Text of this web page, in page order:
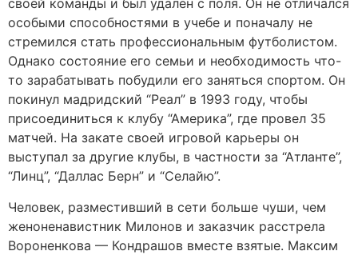
своей команды и был удален с поля. Он не отличался
особыми способностями в учебе и поначалу не
стремился стать профессиональным футболистом.
Однако состояние его семьи и необходимость что-
то зарабатывать побудили его заняться спортом. Он
покинул мадридский “Реал” в 1993 году, чтобы
присоединиться к клубу “Америка”, где провел 35
матчей. На закате своей игровой карьеры он
выступал за другие клубы, в частности за “Атланте”,
“Линц”, “Даллас Берн” и “Селайю”.
Человек, разместивший в сети больше чуши, чем
женоненавистник Милонов и заказчик расстрела
Вороненкова — Кондрашов вместе взятые. Максим